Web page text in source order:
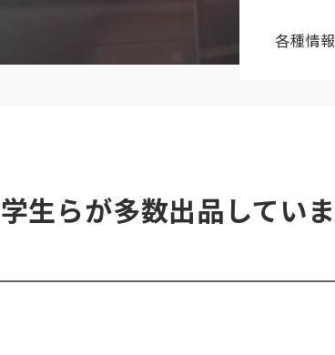
各種情報
生らが多数出品していま